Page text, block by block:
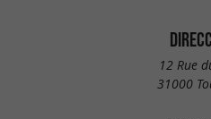
12 Rue
31000